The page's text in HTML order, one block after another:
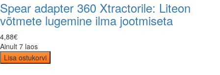
Spear adapter 360 Xtractorile: Liteon
võtmete lugemine ilma jootmiseta
4,88€
Ainult 7 laos
Lisa ostukorvi